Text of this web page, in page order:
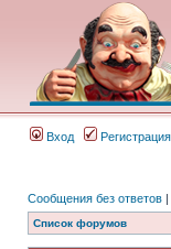
Вход Регистрация
Сообщения без ответов |
Список форумов